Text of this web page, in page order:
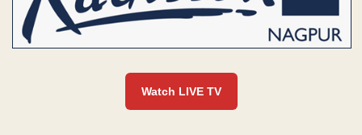
Watch LIVE TV